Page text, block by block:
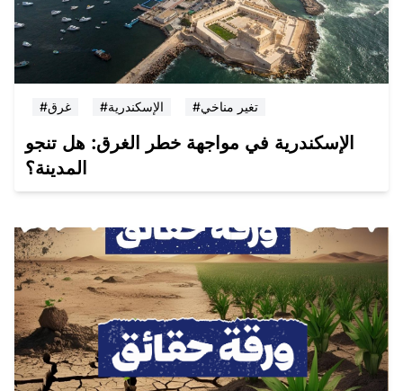
#غرق #الإسكندرية #تغير مناخي
الإسكندرية في مواجهة خطر الغرق: هل تنجو
المدينة؟